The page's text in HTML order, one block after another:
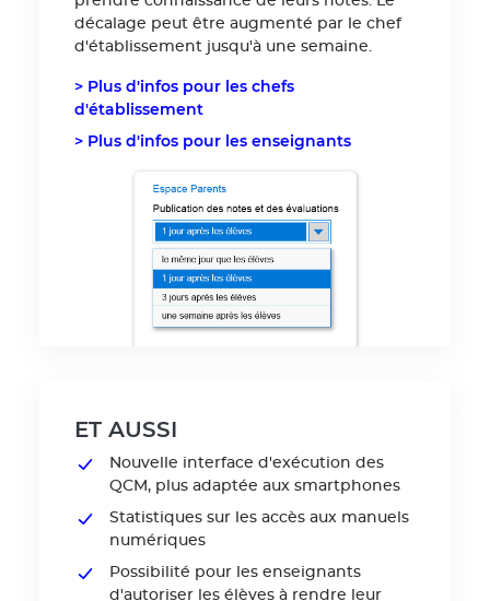
décalage peut être augmenté par le chef
d'établissement jusqu'à une semaine.
> Plus d'infos pour les chefs
d'établissement
> Plus d'infos pour les enseignants
ET AUSSI
Nouvelle interface d'exécution des
QCM, plus adaptée aux smartphones
Statistiques sur les accès aux manuels
numériques
Possibilité pour les enseignants
d'autoriser les élèves à rendre leur